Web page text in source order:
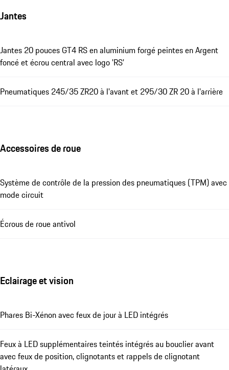
Jantes
Jantes 20 pouces GT4 RS en aluminium forgé peintes en Argent
foncé et écrou central avec logo 'RS'
Pneumatiques 245/35 ZR20 à l'avant et 295/30 ZR 20 à l'arrière
Accessoires de roue
Système de contrôle de la pression des pneumatiques (TPM) avec
mode circuit
Écrous de roue antivol
Eclairage et vision
Phares Bi-Xénon avec feux de jour à LED intégrés
Feux à LED supplémentaires teintés intégrés au bouclier avant
avec feux de position, clignotants et rappels de clignotant